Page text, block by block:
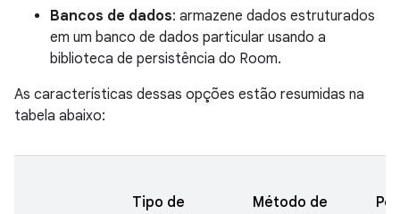
Bancos de dados: armazene dados estruturados
em um banco de dados particular usando a
biblioteca de persistência do Room.
As características dessas opções estão resumidas na
tabela abaixo:
Tipo de
Método de